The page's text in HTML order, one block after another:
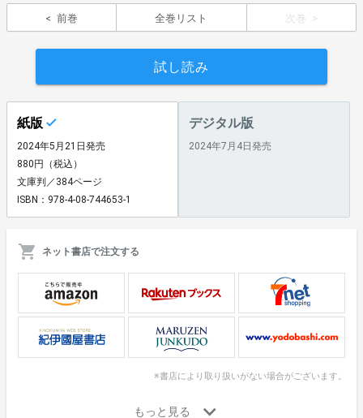
前巻 全巻リスト 次巻
試し読み
紙版
2024年5月21日発売
880円（税込）
文庫判／384ページ
ISBN：978-4-08-744653-1
デジタル版
2024年7月4日発売
ネット書店で注文する
※書店により取り扱いがない場合がございます。